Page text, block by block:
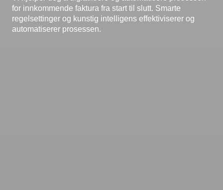
for innkommende faktura fra start til slutt. Smarte
regelsettinger og kunstig intelligens effektiviserer og
automatiserer prosessen.